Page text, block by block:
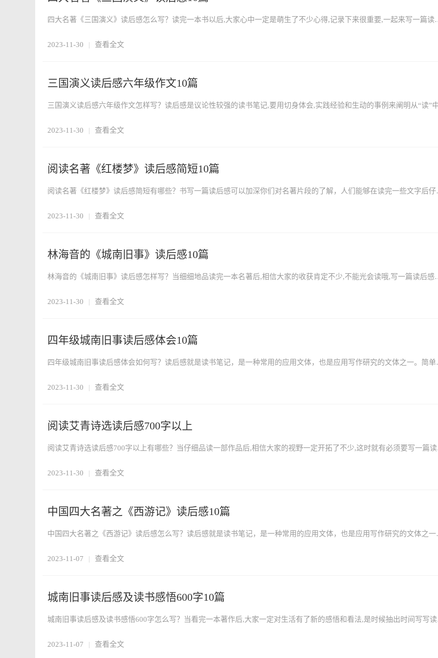
四大名著《三国演义》读后感怎么写？读完一本书以后,大
2023-11-30 | 查看全文
三国演义读后感六年级作文10篇
2023-11-30 | 查看全文
阅读名著《红楼梦》读后感简短10篇
阅读名著《红楼梦》读后感简
2023-11-30 | 查看全文
林海音的《城南旧事》读后感10篇
林海音的《城南旧事》读后感怎样写？当细细地品读完一本
2023-11-30 | 查看全文
四年级城南旧事读后感体会10篇
四年级城南旧事读后感体会如
2023-11-30 | 查看全文
阅读艾青诗选读后感700字以上
2023-11-30 | 查看全文
中国四大名著之《西游记》读后感10篇
中国四大名著之《西游记》读
2023-11-07 | 查看全文
城南旧事读后感及读书感悟600字10篇
2023-11-07 | 查看全文